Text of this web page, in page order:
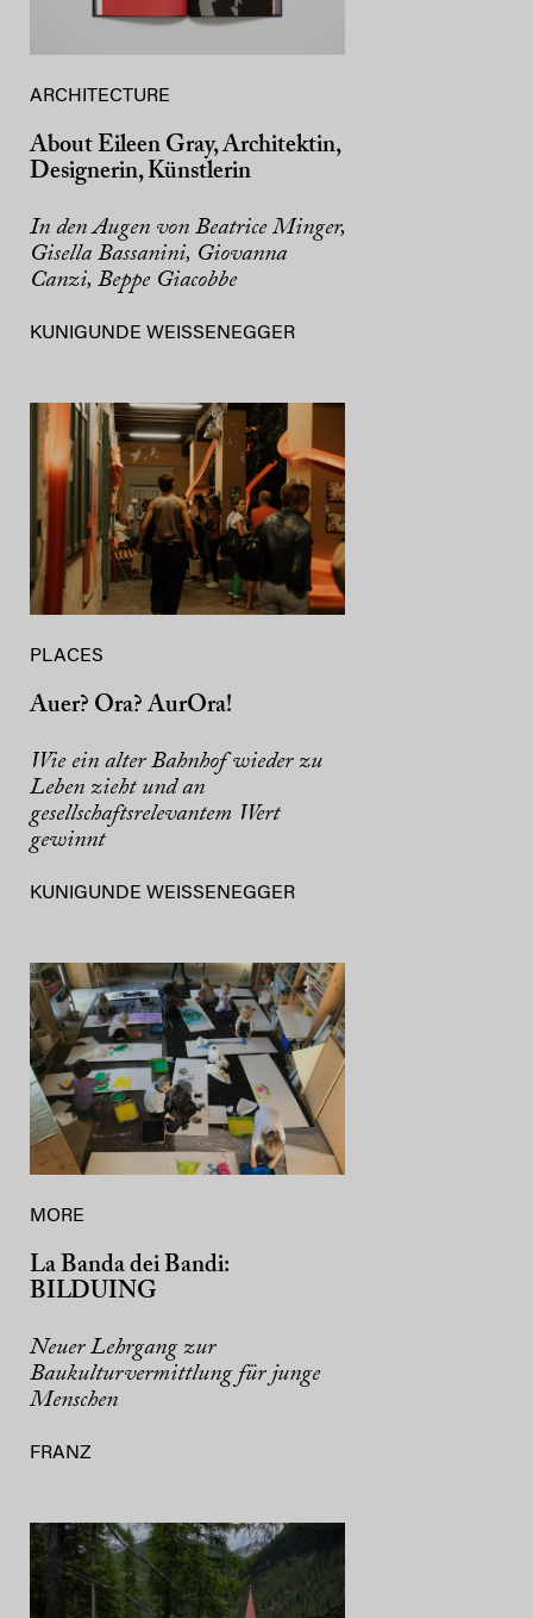
ARCHITECTURE
About Eileen Gray, Architektin,
Designerin, Künstlerin
In den Augen von Beatrice Minger,
Gisella Bassanini, Giovanna
Canzi, Beppe Giacobbe
KUNIGUNDE WEISSENEGGER
PLACES
Auer? Ora? AurOra!
Wie ein alter Bahnhof wieder zu
Leben zieht und an
gesellschaftsrelevantem Wert
gewinnt
KUNIGUNDE WEISSENEGGER
MORE
La Banda dei Bandi:
BILDUING
Neuer Lehrgang zur
Baukulturvermittlung für junge
Menschen
FRANZ